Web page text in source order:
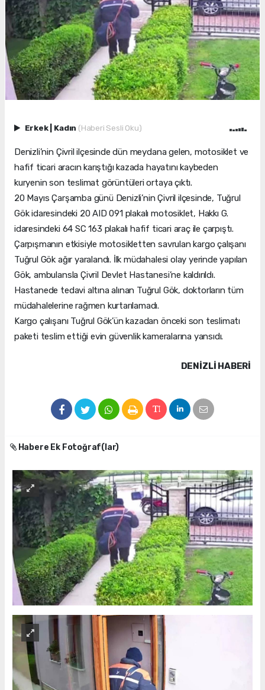
Erkek Kadın (Haberi Sesli Oku)
Denizli’nin Çivril ilçesinde dün meydana gelen, motosiklet ve
hafif ticari aracın karıştığı kazada hayatını kaybeden
kuryenin son teslimat görüntüleri ortaya çıktı.
20 Mayıs Çarşamba günü Denizli’nin Çivril ilçesinde, Tuğrul
Gök idaresindeki 20 AID 091 plakalı motosiklet, Hakkı G.
idaresindeki 64 SC 163 plakalı hafif ticari araç ile çarpıştı.
Çarpışmanın etkisiyle motosikletten savrulan kargo çalışanı
Tuğrul Gök ağır yaralandı. İlk müdahalesi olay yerinde yapılan
Gök, ambulansla Çivril Devlet Hastanesi’ne kaldırıldı.
Hastanede tedavi altına alınan Tuğrul Gök, doktorların tüm
müdahalelerine rağmen kurtarılamadı.
Kargo çalışanı Tuğrul Gök’ün kazadan önceki son teslimatı
paketi teslim ettiği evin güvenlik kameralarına yansıdı.
DENIZLI HABERİ
Habere Ek Fotoğraf(lar)